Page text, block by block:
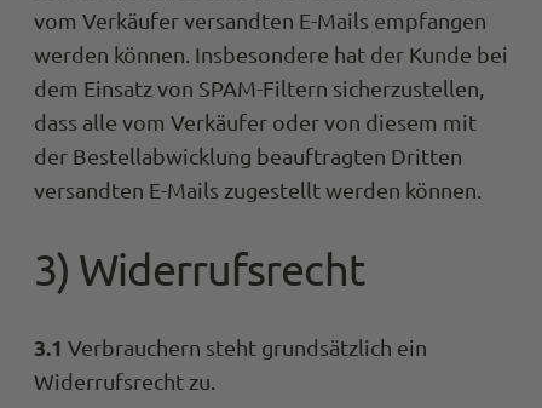
vom Verkäufer versandten E-Mails empfangen
werden können. Insbesondere hat der Kunde bei
dem Einsatz von SPAM-Filtern sicherzustellen,
dass alle vom Verkäufer oder von diesem mit
der Bestellabwicklung beauftragten Dritten
versandten E-Mails zugestellt werden können.
3) Widerrufsrecht
3.1 Verbrauchern steht grundsätzlich ein
Widerrufsrecht zu.